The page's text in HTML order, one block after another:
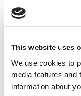
This website uses
We use cookies to
media features and
information about
bakom förlusten
sjukdomar och
att återställa